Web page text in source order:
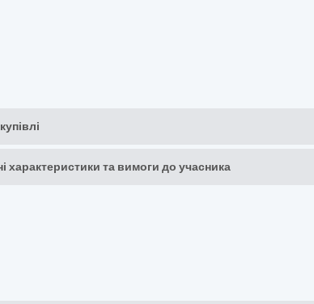
характеристики та вимоги до учасника